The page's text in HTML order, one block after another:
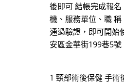
後即可 結帳完成報
機、服務單位、職
通過驗證，即可開始
安區金華街199巷5號
1 頸部術後保健 手